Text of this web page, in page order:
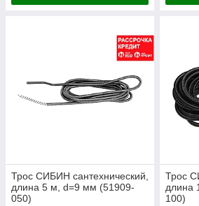
Трос СИБИН сантехнический,
длина 5 м, d=9 мм (51909-
050)
Трос
длина
100)